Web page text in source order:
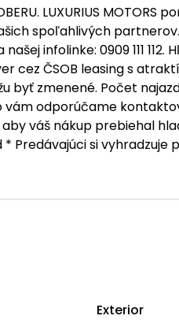
LUXURIUS
spoľahlivých
infolinke: 0909 111
ČSOB leasing s
byť zmenené. Počet
odporúčame
aby váš nákup prebiehal
Predávajúci si vyhradzuje
Exterior